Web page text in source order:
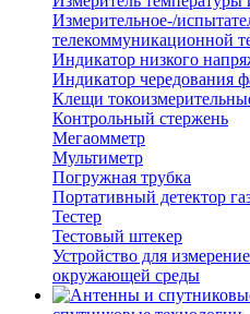
Измерительное-/
телекоммуникационной
Индикатор низкого
Индикатор чередования
Клещи
Контрольный стержень
Мегаомметр
Мультиметр
Погружная трубка
Портативный детектор
Тестер
Тестовый штекер
Устройство для
окружающей среды